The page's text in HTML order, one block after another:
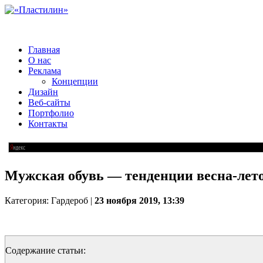
Главная
О нас
Реклама
Концепции
Дизайн
Веб-сайты
Портфолио
Контакты
Мужская обувь — тенденции весна-
Категория: Гардероб | 23 ноября 2019, 13:39
Содержание статьи: